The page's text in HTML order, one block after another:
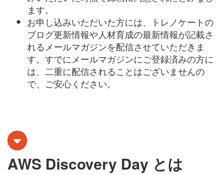
ます。
お申し込みいただいた方には、トレノケートの
ブログ更新情報や人材育成の最新情報が記載さ
れるメールマガジンを配信させていただきま
す。すでにメールマガジンにご登録済みの方に
は、二重に配信されることはございませんの
で、ご安心ください。
AWS Discovery Day とは